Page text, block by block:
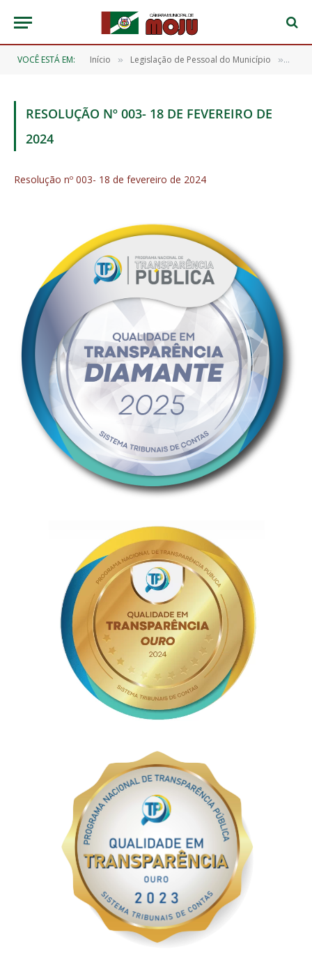
VOCÊ ESTÁ EM: Início » Legislação de Pessoal do Município »
RESOLUÇÃO Nº 003- 18 DE FEVEREIRO DE
2024
Resolução nº 003- 18 de fevereiro de 2024